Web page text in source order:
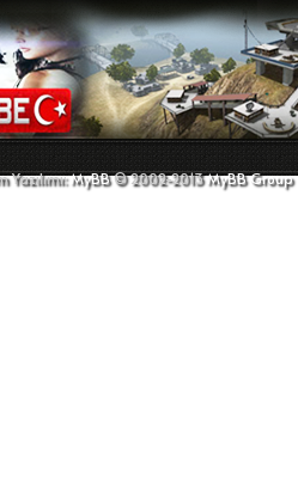
Yazılımı:MyBB© 2002-2013MyBB Group